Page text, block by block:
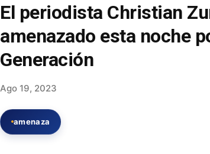
El periodista Christian
amenazado esta noche
Generación
Ago 19, 2023
amenaza